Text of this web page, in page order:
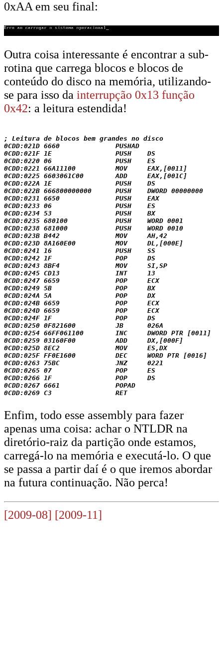
0xAA em seu final:
Outra coisa interessante é encontrar a sub-
rotina que carrega blocos e blocos de
conteúdo do disco na memória, utilizando-
se para isso da interrupção 0x13 função
0x42: a leitura estendida!
; Leitura de blocos bem grandes no disco
0CDD:021D 6660              PUSHAD
0CDD:021F 1E                PUSH    DS
0CDD:0220 06                PUSH    ES
0CDD:0221 66A11100          MOV     EAX,[0011]
0CDD:0225 6603061C00        ADD     EAX,[001C]
0CDD:022A 1E                PUSH    DS
0CDD:022B 666800000000      PUSH    DWORD 00000000
0CDD:0231 6650              PUSH    EAX
0CDD:0233 06                PUSH    ES
0CDD:0234 53                PUSH    BX
0CDD:0235 680100            PUSH    WORD 0001
0CDD:0238 681000            PUSH    WORD 0010
0CDD:023B B442              MOV     AH,42
0CDD:023D 8A160E00          MOV     DL,[000E]
0CDD:0241 16                PUSH    SS
0CDD:0242 1F                POP     DS
0CDD:0243 8BF4              MOV     SI,SP
0CDD:0245 CD13              INT     13
0CDD:0247 6659              POP     ECX
0CDD:0249 5B                POP     BX
0CDD:024A 5A                POP     DX
0CDD:024B 6659              POP     ECX
0CDD:024D 6659              POP     ECX
0CDD:024F 1F                POP     DS
0CDD:0250 0F821600          JB      026A
0CDD:0254 66FF061100        INC     DWORD PTR [0011]
0CDD:0259 03160F00          ADD     DX,[000F]
0CDD:025D 8EC2              MOV     ES,DX
0CDD:025F FF0E1600          DEC     WORD PTR [0016]
0CDD:0263 75BC              JNZ     0221
0CDD:0265 07                POP     ES
0CDD:0266 1F                POP     DS
0CDD:0267 6661              POPAD
Enfim, todo esse assembly para fazer
apenas uma coisa: achar o NTLDR na
diretório-raiz da partição onde estamos,
carregá-lo na memória e executá-lo. O que
se passa a partir daí é o que iremos abordar
na futura continuação. Não perca!
[2009-08] [2009-11]